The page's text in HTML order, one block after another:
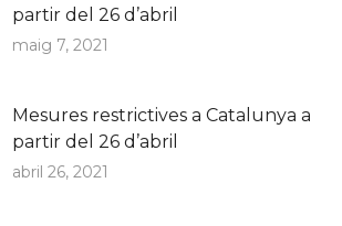
partir del 26 d’abril
maig 7, 2021
Mesures restrictives a Catalunya a
partir del 26 d’abril
abril 26, 2021